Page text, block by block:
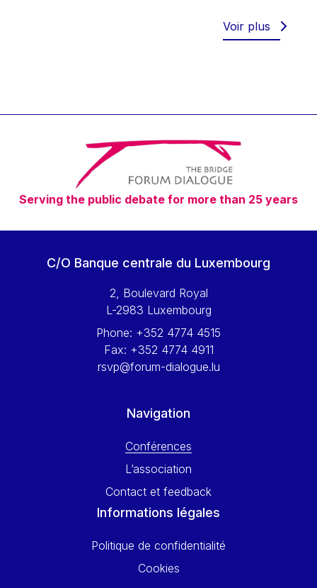
Timothy Radcliffe
Vaclav Klaus
Vassilios Skouris
Vítor Manuel da Silva Caldeira
Viviane Reding
Walter Hagg
Wolfgang Ketterle
Yossi Beillin
Yves FRANCHET
Voir plus
Serving the public debate for more than 25 years
C/O Banque centrale du Luxembourg
2, Boulevard Royal
L-2983 Luxembourg
Phone: +352 4774 4515
Fax: +352 4774 4911
rsvp@forum-dialogue.lu
Navigation
Conférences
L’association
Contact et feedback
Informations légales
Politique de confidentialité
Cookies